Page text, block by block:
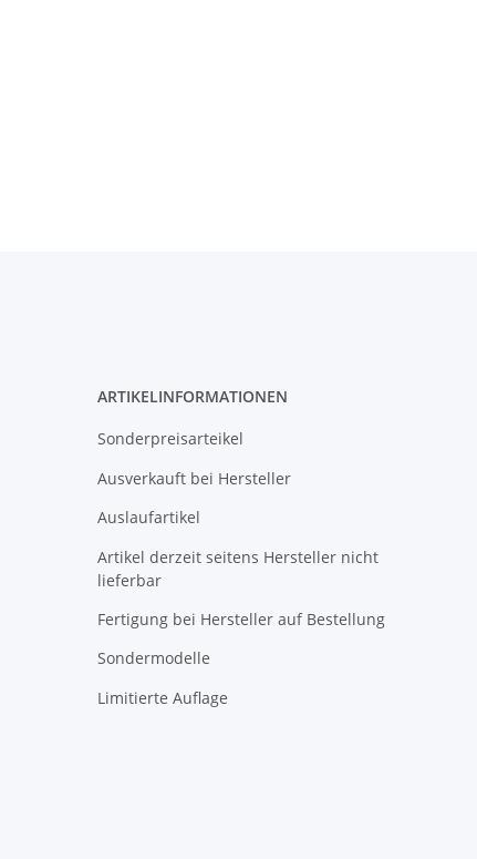
ARTIKELINFORMATIONEN
Sonderpreisarteikel
Ausverkauft bei Hersteller
Auslaufartikel
Artikel derzeit seitens Hersteller nicht
lieferbar
Fertigung bei Hersteller auf Bestellung
Sondermodelle
Limitierte Auflage